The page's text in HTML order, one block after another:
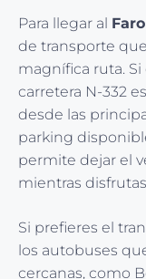
Para llegar al
de transporte
magnífica ruta.
carretera N-332
desde las
parking
permite dejar el
mientras
Si prefieres el
los autobuses
cercanas, como